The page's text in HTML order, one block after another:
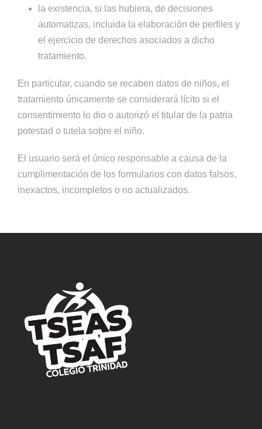
la existencia, si las hubiera, de decisiones
automatizas, incluida la elaboración de perfiles y
el ejercicio de derechos asociados a dicho
tratamiento.
En particular, cuando se recaben datos de niños, el
tratamiento únicamente se considerará lícito si el
consentimiento lo dio o autorizó el titular de la patria
potestad o tutela sobre el niño.
El usuario será el único responsable a causa de la
cumplimentación de los formularios con datos falsos,
inexactos, incompletos o no actualizados.